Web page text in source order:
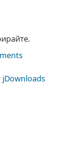
jDownloads